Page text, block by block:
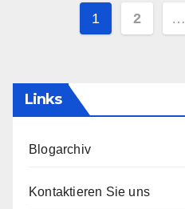
Posts
1 2 …
Links
Blogarchiv
Kontaktieren Sie uns